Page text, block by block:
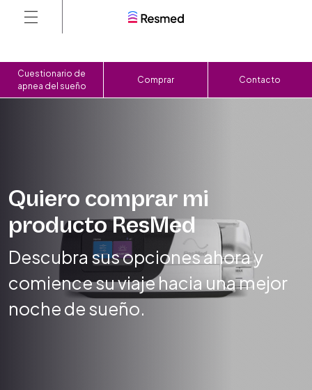
Cuestionario de
apnea del sueño
Comprar Contacto
Quiero comprar mi
producto ResMed
Descubra sus opciones ahora y
comience su viajehacia una mejor
noche de sueño.